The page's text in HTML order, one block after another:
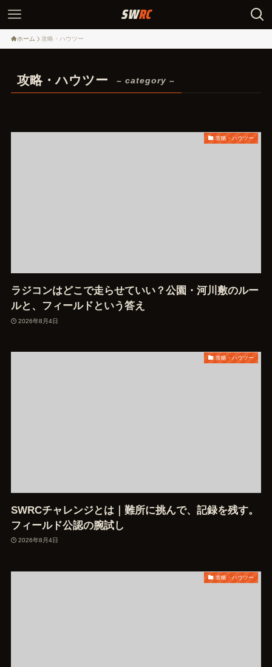
ホーム 攻略・ハウツー
攻略・ハウツー – category –
攻略・ハウツー
ラジコンはどこで走らせていい？公園・河川敷のルー
ルと、フィールドという答え
2026年8月4日
攻略・ハウツー
SWRCチャレンジとは｜難所に挑んで、記録を残す。
フィールド公認の腕試し
2026年8月4日
攻略・ハウツー